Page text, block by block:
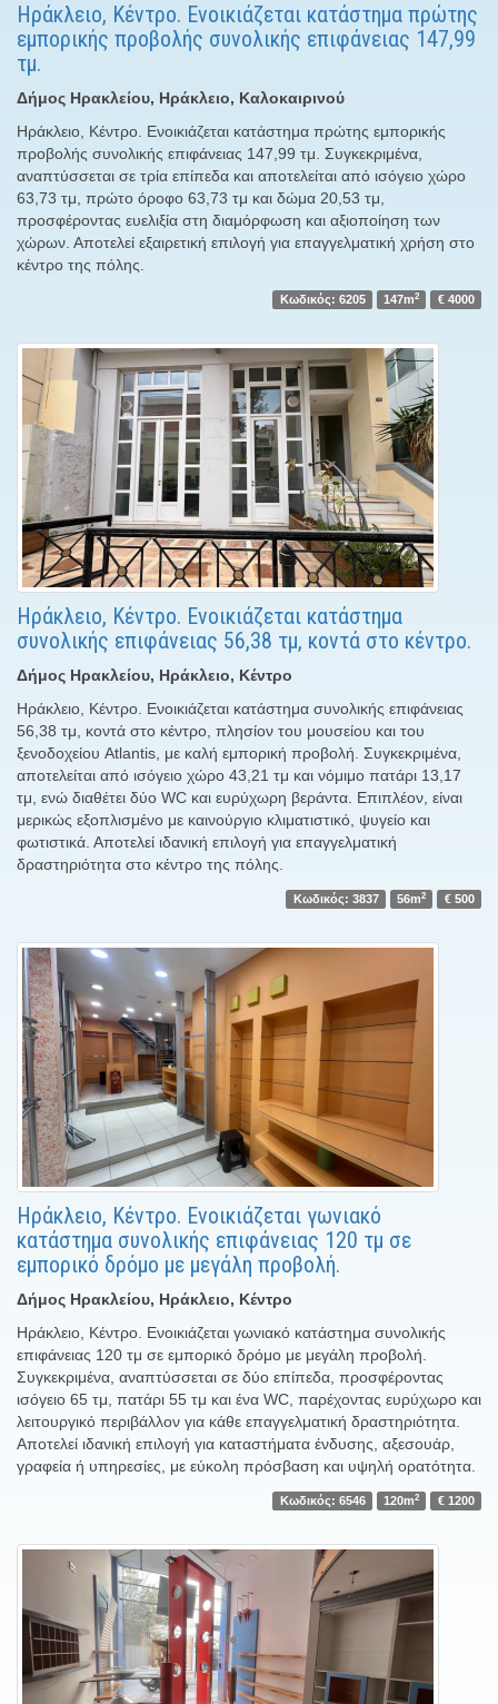
Ηράκλειο, Κέντρο. Ενοικιάζεται κατάστημα πρώτης
εμπορικής προβολής συνολικής επιφάνειας 147,99
τμ.
Δήμος Ηρακλείου, Ηράκλειο, Καλοκαιρινού
Ηράκλειο, Κέντρο. Ενοικιάζεται κατάστημα πρώτης εμπορικής
προβολής συνολικής επιφάνειας 147,99 τμ. Συγκεκριμένα,
αναπτύσσεται σε τρία επίπεδα και αποτελείται από ισόγειο χώρο
63,73 τμ, πρώτο όροφο 63,73 τμ και δώμα 20,53 τμ,
προσφέροντας ευελιξία στη διαμόρφωση και αξιοποίηση των
χώρων. Αποτελεί εξαιρετική επιλογή για επαγγελματική χρήση στο
κέντρο της πόλης.
Κωδικός: 6205 147m2 € 4000
Ηράκλειο, Κέντρο. Ενοικιάζεται κατάστημα
συνολικής επιφάνειας 56,38 τμ, κοντά στο κέντρο.
Δήμος Ηρακλείου, Ηράκλειο, Κέντρο
Ηράκλειο, Κέντρο. Ενοικιάζεται κατάστημα συνολικής επιφάνειας
56,38 τμ, κοντά στο κέντρο, πλησίον του μουσείου και του
ξενοδοχείου Atlantis, με καλή εμπορική προβολή. Συγκεκριμένα,
αποτελείται από ισόγειο χώρο 43,21 τμ και νόμιμο πατάρι 13,17
τμ, ενώ διαθέτει δύο WC και ευρύχωρη βεράντα. Επιπλέον, είναι
μερικώς εξοπλισμένο με καινούργιο κλιματιστικό, ψυγείο και
φωτιστικά. Αποτελεί ιδανική επιλογή για επαγγελματική
δραστηριότητα στο κέντρο της πόλης.
Κωδικός: 3837 56m2 € 500
Ηράκλειο, Κέντρο. Ενοικιάζεται γωνιακό
κατάστημα συνολικής επιφάνειας 120 τμ σε
εμπορικό δρόμο με μεγάλη προβολή.
Δήμος Ηρακλείου, Ηράκλειο, Κέντρο
Ηράκλειο, Κέντρο. Ενοικιάζεται γωνιακό κατάστημα συνολικής
επιφάνειας 120 τμ σε εμπορικό δρόμο με μεγάλη προβολή.
Συγκεκριμένα, αναπτύσσεται σε δύο επίπεδα, προσφέροντας
ισόγειο 65 τμ, πατάρι 55 τμ και ένα WC, παρέχοντας ευρύχωρο και
λειτουργικό περιβάλλον για κάθε επαγγελματική δραστηριότητα.
Αποτελεί ιδανική επιλογή για καταστήματα ένδυσης, αξεσουάρ,
γραφεία ή υπηρεσίες, με εύκολη πρόσβαση και υψηλή ορατότητα.
Κωδικός: 6546 120m2 € 1200